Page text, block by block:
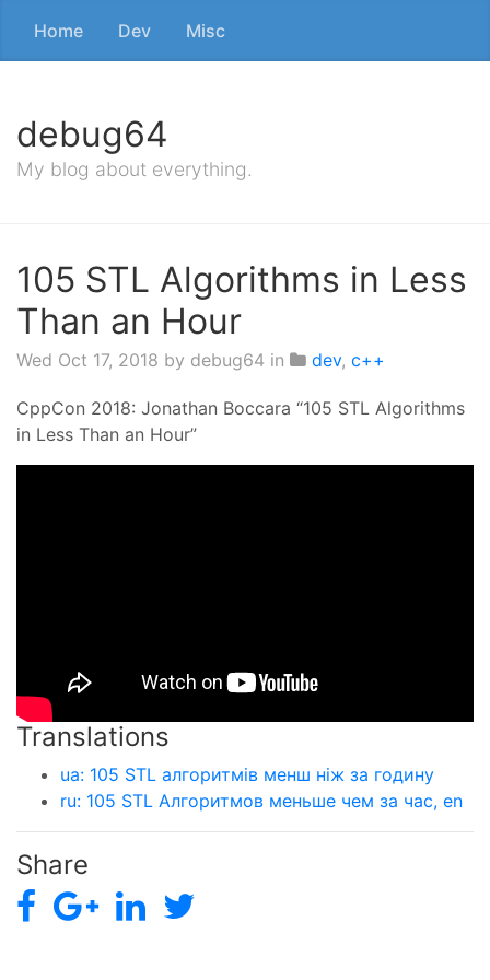
Home Dev Misc
debug64
My blog about everything.
105 STL Algorithms in Less
Than an Hour
Wed Oct 17, 2018 by debug64 in dev, c++
CppCon 2018: Jonathan Boccara “105 STL Algorithms
in Less Than an Hour”
Translations
ua: 105 STL алгоритмів менш ніж за годину
ru: 105 STL Алгоритмов меньше чем за час, en
Share